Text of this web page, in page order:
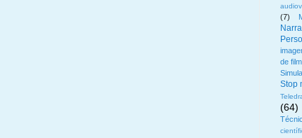
(7)
de
Stop
(64)